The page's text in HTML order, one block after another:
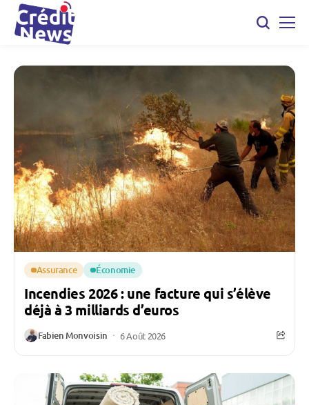
Assurance Économie
Incendies 2026 : une facture qui s’élève
déjà à 3 milliards d’euros
Fabien Monvoisin 6 Août 2026